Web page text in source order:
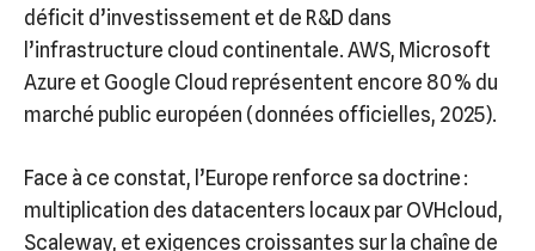
déficit d’investissement et de R&D dans
l’infrastructure cloud continentale. AWS, Microsoft
Azure et Google Cloud représentent encore 80 % du
marché public européen (données officielles, 2025).
Face à ce constat, l’Europe renforce sa doctrine :
multiplication des datacenters locaux par OVHcloud,
Scaleway, et exigences croissantes sur la chaîne de